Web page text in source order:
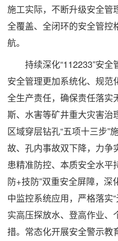
施工实际，不断升级安全管
全覆盖、全闭环的安全管控
航。
持续深化“112233”安全
安全管理更加系统化、规范
全生产责任，确保责任落实
斯、水害等矿井重大灾害治
区域穿层钻孔“五项十三步”
故、孔内事故双下降，力争
患精准防控、本质安全水平
防+技防”双重安全屏障，深
中监控系统应用，严格落实
实高压探放水、登高作业、
措。常态化开展安全警示教